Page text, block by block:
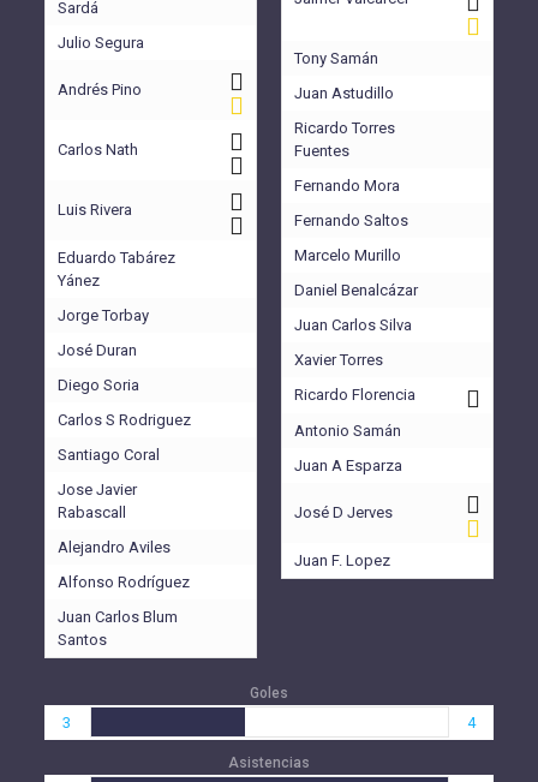
Sardá
Julio Segura
Andrés Pino
Carlos Nath
Luis Rivera
Eduardo Tabárez
Yánez
Jorge Torbay
José Duran
Diego Soria
Carlos S Rodriguez
Santiago Coral
Jose Javier
Rabascall
Alejandro Aviles
Alfonso Rodríguez
Juan Carlos Blum
Santos
Tony Samán
Juan Astudillo
Ricardo Torres
Fuentes
Fernando Mora
Fernando Saltos
Marcelo Murillo
Daniel Benalcázar
Juan Carlos Silva
Xavier Torres
Ricardo Florencia
Antonio Samán
Juan A Esparza
José D Jerves
Juan F. Lopez
Goles
3 4
Asistencias